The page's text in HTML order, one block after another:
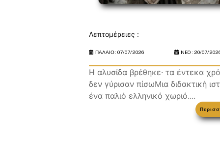
Λεπτομέρειες :
ΠΑΛΑΙΟ : 07/07/2026 NEO : 20/07/
Η αλυσίδα βρέθηκε· τα έντεκα
δεν γύρισαν πίσωΜια διδακτική
ένα παλιό ελληνικό χωριό....